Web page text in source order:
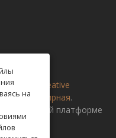
Creative
4.0 Всемирная.
платформе
на